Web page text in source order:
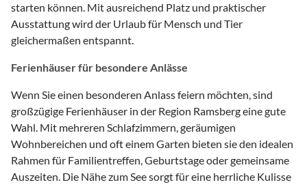
starten können. Mit ausreichend Platz und praktischer
Ausstattung wird der Urlaub für Mensch und Tier
gleichermaßen entspannt.
Ferienhäuser für besondere Anlässe
Wenn Sie einen besonderen Anlass feiern möchten, sind
großzügige Ferienhäuser in der Region Ramsberg eine gute
Wahl. Mit mehreren Schlafzimmern, geräumigen
Wohnbereichen und oft einem Garten bieten sie den idealen
Rahmen für Familientreffen, Geburtstage oder gemeinsame
Auszeiten. Die Nähe zum See sorgt für eine herrliche Kulisse